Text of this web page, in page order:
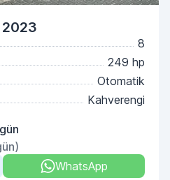
8
249 hp
Otomatik
Kahverengi
WhatsApp